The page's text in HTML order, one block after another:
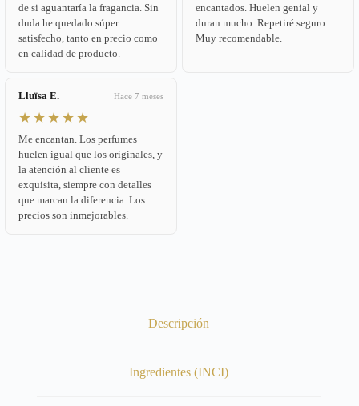
de si aguantaría la fragancia. Sin
duda he quedado súper
satisfecho, tanto en precio como
en calidad de producto.
encantados. Huelen genial y
duran mucho. Repetiré seguro.
Muy recomendable.
Lluïsa E. Hace 7 meses
★★★★★
Me encantan. Los perfumes
huelen igual que los originales, y
la atención al cliente es
exquisita, siempre con detalles
que marcan la diferencia. Los
precios son inmejorables.
Descripción
Ingredientes (INCI)